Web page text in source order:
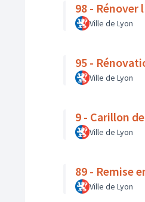
98 - Rénover
Ville de Lyon
95 -
Ville de Lyon
9 - Carillon
Ville de Lyon
89 - Remise
Ville de Lyon